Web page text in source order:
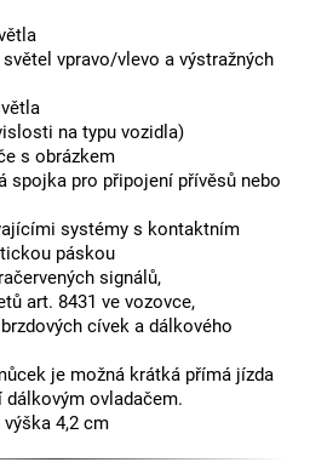
vpravo/vlevo a výstražných
na typu vozidla)
s obrázkem
spojka pro připojení přívěsů nebo
systémy s kontaktním
páskou
signálů,
art. 8431 ve vozovce,
cívek a dálkového
je možná krátká přímá jízda
ovladačem.
výška 4,2 cm